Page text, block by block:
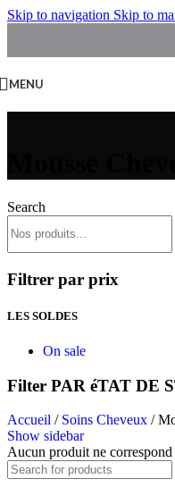
Skip to navigation Skip to
MENU
Search
Filtrer par prix
LES SOLDES
On sale
Filter PAR éTAT DE
Accueil / Soins Cheveux /
Show sidebar
Aucun produit ne